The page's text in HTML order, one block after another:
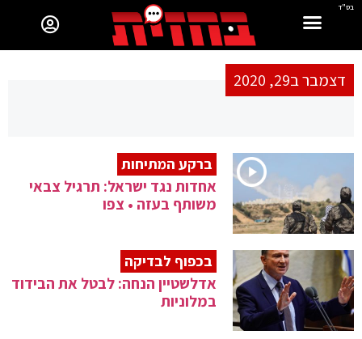
בס"ד
דצמבר ב29, 2020
ברקע המתיחות
אחדות נגד ישראל: תרגיל צבאי
משותף בעזה • צפו
בכפוף לבדיקה
אדלשטיין הנחה: לבטל את הבידוד
במלוניות